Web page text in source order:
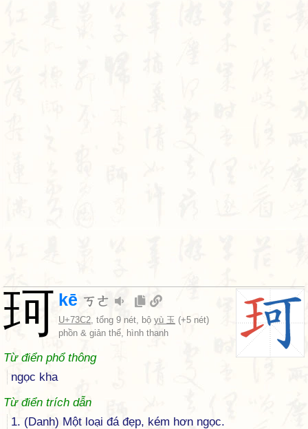
珂 kē ㄎㄜ
U+73C2, tổng 9 nét, bộ yù 玉 (+5 nét)
phồn & giản thể, hình thanh
Từ điển phổ thông
ngọc kha
Từ điển trích dẫn
1. (Danh) Một loại đá đẹp, kém hơn ngọc.